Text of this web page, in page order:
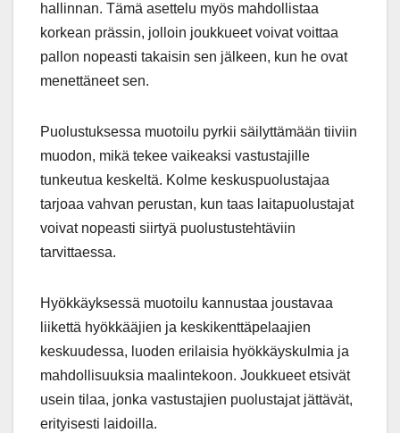
hallinnan. Tämä asettelu myös mahdollistaa
korkean prässin, jolloin joukkueet voivat voittaa
pallon nopeasti takaisin sen jälkeen, kun he ovat
menettäneet sen.
Puolustuksessa muotoilu pyrkii säilyttämään tiiviin
muodon, mikä tekee vaikeaksi vastustajille
tunkeutua keskeltä. Kolme keskuspuolustajaa
tarjoaa vahvan perustan, kun taas laitapuolustajat
voivat nopeasti siirtyä puolustustehtäviin
tarvittaessa.
Hyökkäyksessä muotoilu kannustaa joustavaa
liikettä hyökkääjien ja keskikenttäpelaajien
keskuudessa, luoden erilaisia hyökkäyskulmia ja
mahdollisuuksia maalintekoon. Joukkueet etsivät
usein tilaa, jonka vastustajien puolustajat jättävät,
erityisesti laidoilla.